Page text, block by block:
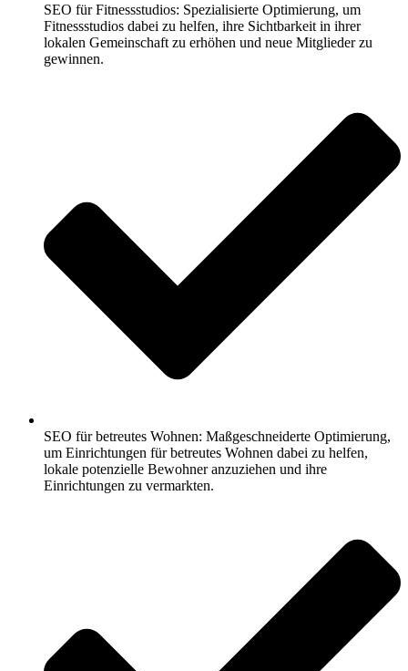
SEO für Fitnessstudios: Spezialisierte Optimierung, um
Fitnessstudios dabei zu helfen, ihre Sichtbarkeit in ihrer
lokalen Gemeinschaft zu erhöhen und neue Mitglieder zu
gewinnen.
SEO für betreutes Wohnen: Maßgeschneiderte Optimierung,
um Einrichtungen für betreutes Wohnen dabei zu helfen,
lokale potenzielle Bewohner anzuziehen und ihre
Einrichtungen zu vermarkten.